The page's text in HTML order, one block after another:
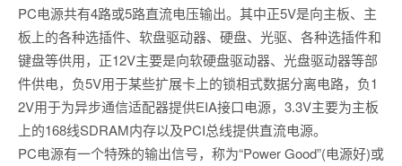
PC电源共有4路或5路直流电压输出。其中正5V是向主板、主
板上的各种选插件、软盘驱动器、硬盘、光驱、各种选插件和
键盘等供用，正12V主要是向软硬盘驱动器、光盘驱动器等部
件供电，负5V用于某些扩展卡上的锁相式数据分离电路，负1
2V用于为异步通信适配器提供EIA接口电源，3.3V主要为主板
上的168线SDRAM内存以及PCI总线提供直流电源。
PC电源有一个特殊的输出信号，称为“Power Good”(电源好)或